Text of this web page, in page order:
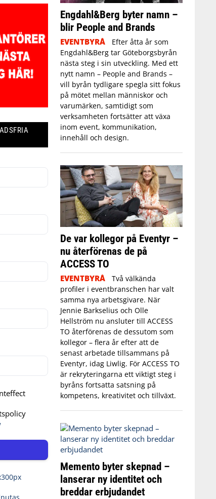
Engdahl&Berg byter namn –
blir People and Brands
EVENTBYRÅ
Efter åtta år som
Engdahl&Berg tar Göteborgsbyrån
nästa steg i sin utveckling. Med ett
nytt namn – People and Brands –
vill byrån tydligare spegla sitt fokus
på mötet mellan människor och
varumärken, samtidigt som
verksamheten fortsätter att växa
inom event, kommunikation,
innehåll och design.
De var kollegor på Eventyr –
nu återförenas de på
ACCESS TO
EVENTBYRÅ
Två välkända
profiler i eventbranschen har valt
samma nya arbetsgivare. När
Jennie Barkselius och Olle
Hellström nu ansluter till ACCESS
TO återförenas de dessutom som
kollegor – flera år efter att de
senast arbetade tillsammans på
Eventyr, idag Liwlig. För ACCESS TO
är rekryteringarna ett viktigt steg i
byråns fortsatta satsning på
kompetens, kreativitet och tillväxt.
Memento byter skepnad –
lanserar ny identitet och
breddar erbjudandet